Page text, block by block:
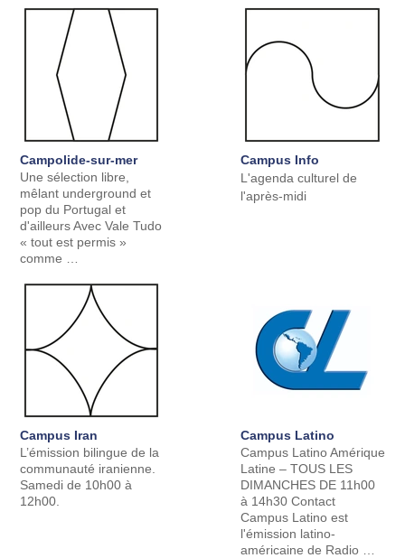
Campolide-sur-mer
Une sélection libre,
mêlant underground et
pop du Portugal et
d'ailleurs Avec Vale Tudo
« tout est permis »
comme …
Campus Info
L'agenda culturel de
l'après-midi
Campus Iran
L’émission bilingue de la
communauté iranienne.
Samedi de 10h00 à
12h00.
Campus Latino
Campus Latino Amérique
Latine – TOUS LES
DIMANCHES DE 11h00
à 14h30 Contact
Campus Latino est
l'émission latino-
américaine de Radio …